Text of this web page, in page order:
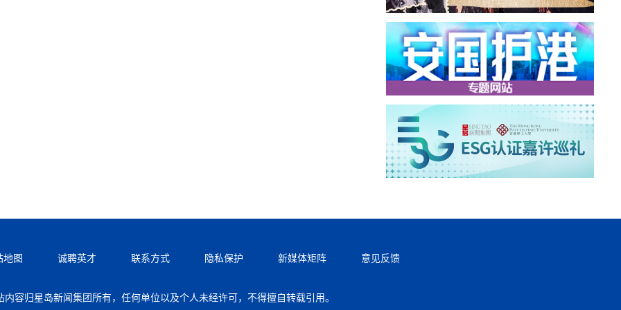
地图 诚聘英才 联系方式 隐私保护 新媒体矩阵 意见反馈
内容归星岛新闻集团所有，任何单位以及个人未经许可，不得擅自转载引用。